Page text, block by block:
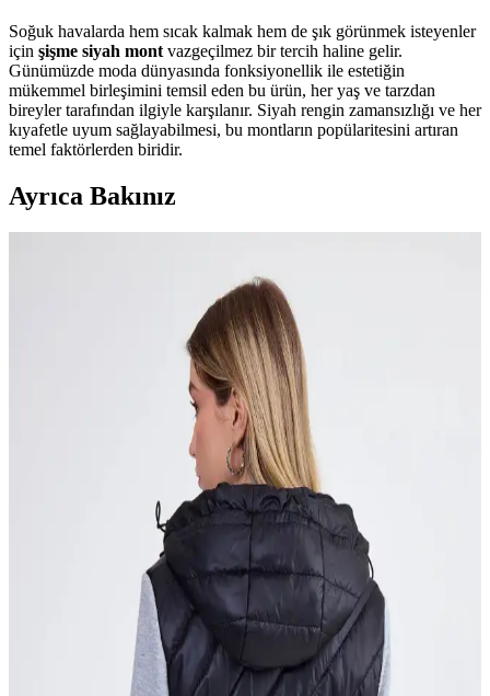
Soğuk havalarda hem sıcak kalmak hem de şık görünmek isteyenler
için şişme siyah mont vazgeçilmez bir tercih haline gelir.
Günümüzde moda dünyasında fonksiyonellik ile estetiğin
mükemmel birleşimini temsil eden bu ürün, her yaş ve tarzdan
bireyler tarafından ilgiyle karşılanır. Siyah rengin zamansızlığı ve her
kıyafetle uyum sağlayabilmesi, bu montların popülaritesini artıran
temel faktörlerden biridir.
Ayrıca Bakınız
Şıklığın Buluştuğu Nokta
Kış aylarının vazgeçilmezi pofuduk montlar, sıcak tutarken şıklık ve
konfor sunar. Modeller, malzeme ve bakım ipuçlarıyla kış stilinizi
Nike Bebek Montları: Dayanıklı, Şık ve Sıcak
Tutucu Çocuk Kış Giyim Seçenekleri
Nike bebek montları, yüksek ısı yalıtımı, dayanıklılık ve şıklık sunar.
Çocuklar için çeşitli modeller ve renk seçenekleriyle, güvenli ve
konforlu kış giyim imkanı sağlar.
Columbia Powder Lite Erkek Montu: Günlük Şıklık
ve Fonksiyonelliğin Birleşimi
Columbia Powder Lite erkek montu, suya ve rüzgara dayanıklı,
hafif ve izolasyonlu yapısıyla günlük kullanım ve doğa aktiviteleri
için ideal. Şık tasarımıyla her tarzla uyum sağlar.